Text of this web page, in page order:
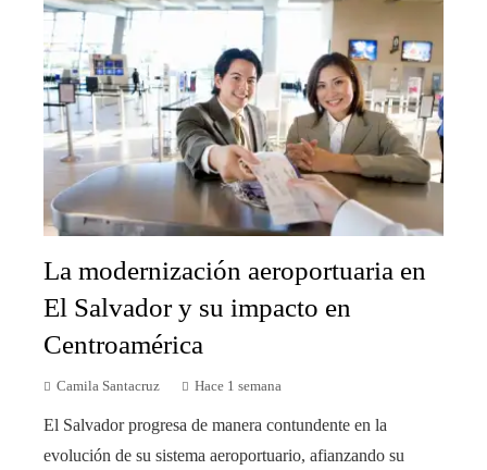
La modernización aeroportuaria en
El Salvador y su impacto en
Centroamérica
Camila Santacruz Hace 1 semana
El Salvador progresa de manera contundente en la
evolución de su sistema aeroportuario, afianzando su